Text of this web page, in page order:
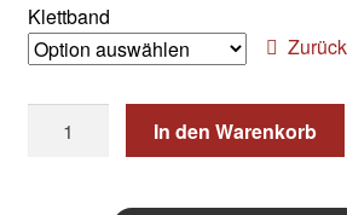
Klettband
Rohling
In den Warenkorb